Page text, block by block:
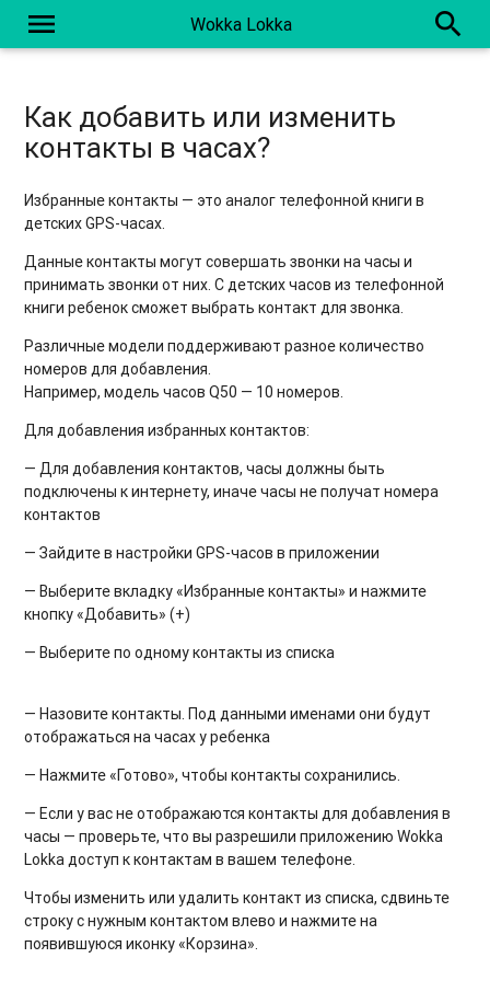
menu Wokka Lokka search
Как добавить или изменить
контакты в часах?
Избранные контакты — это аналог телефонной книги в
детских GPS-часах.
Данные контакты могут совершать звонки на часы и
принимать звонки от них. С детских часов из телефонной
книги ребенок сможет выбрать контакт для звонка.
Различные модели поддерживают разное количество
номеров для добавления.
Например, модель часов Q50 — 10 номеров.
Для добавления избранных контактов:
— Для добавления контактов, часы должны быть
подключены к интернету, иначе часы не получат номера
контактов
— Зайдите в настройки GPS-часов в приложении
— Выберите вкладку «Избранные контакты» и нажмите
кнопку «Добавить» (+)
— Выберите по одному контакты из списка
— Назовите контакты. Под данными именами они будут
отображаться на часах у ребенка
— Нажмите «Готово», чтобы контакты сохранились.
— Если у вас не отображаются контакты для добавления в
часы — проверьте, что вы разрешили приложению Wokka
Lokka доступ к контактам в вашем телефоне.
Чтобы изменить или удалить контакт из списка, сдвиньте
строку с нужным контактом влево и нажмите на
появившуюся иконку «Корзина».